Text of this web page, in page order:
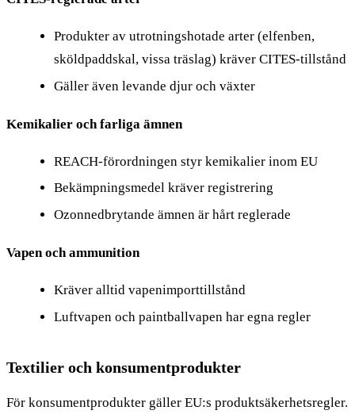
Produkter av utrotningshotade arter (elfenben,
sköldpaddskal, vissa träslag) kräver CITES-tillstånd
Gäller även levande djur och växter
Kemikalier och farliga ämnen
REACH-förordningen styr kemikalier inom EU
Bekämpningsmedel kräver registrering
Ozonnedbrytande ämnen är hårt reglerade
Vapen och ammunition
Kräver alltid vapenimporttillstånd
Luftvapen och paintballvapen har egna regler
Textilier och konsumentprodukter
För konsumentprodukter gäller EU:s produktsäkerhetsregler.